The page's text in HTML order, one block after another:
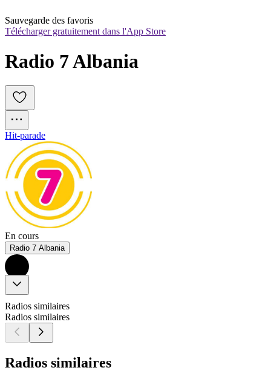
Sauvegarde des favoris
Télécharger gratuitement dans l'App Store
Radio 7 Albania
Hit-parade
En cours
Radio 7 Albania
Radios similaires
Radios similaires
Radios similaires